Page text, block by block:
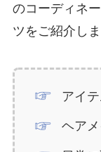
のコーディネ
ツをご紹介しま
アイ
ヘア